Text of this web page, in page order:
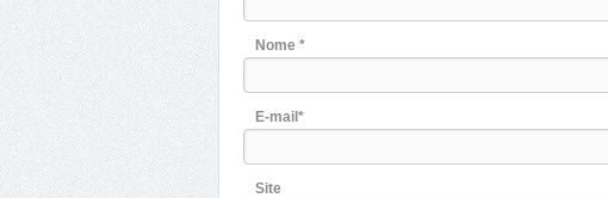
Nome *
E-mail*
Site